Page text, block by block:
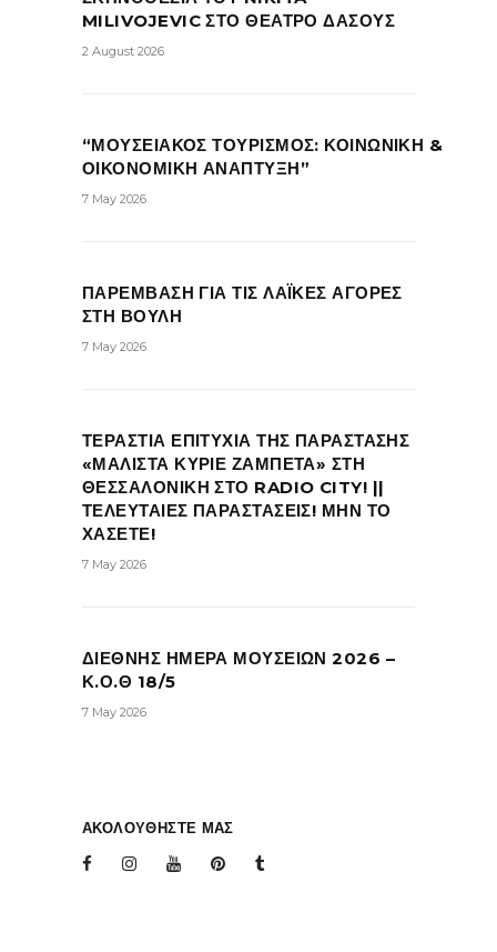
MILIVOJEVIC ΣΤΟ ΘΕΑΤΡΟ ΔΑΣΟΥΣ
2 August 2026
“ΜΟΥΣΕΙΑΚΟΣ ΤΟΥΡΙΣΜΟΣ: ΚΟΙΝΩΝΙΚΗ &
ΟΙΚΟΝΟΜΙΚΗ ΑΝΑΠΤΥΞΗ”
7 May 2026
ΠΑΡΕΜΒΑΣΗ ΓΙΑ ΤΙΣ ΛΑΪΚΕΣ ΑΓΟΡΕΣ
ΣΤΗ ΒΟΥΛΗ
7 May 2026
ΤΕΡΑΣΤΙΑ ΕΠΙΤΥΧΙΑ ΤΗΣ ΠΑΡΑΣΤΑΣΗΣ
«ΜΑΛΙΣΤΑ ΚΥΡΙΕ ΖΑΜΠΕΤΑ» ΣΤΗ
ΘΕΣΣΑΛΟΝΙΚΗ ΣΤΟ RADIO CITY! ||
ΤΕΛΕΥΤΑΙΕΣ ΠΑΡΑΣΤΑΣΕΙΣ! ΜΗΝ ΤΟ
ΧΑΣΕΤΕ!
7 May 2026
ΔΙΕΘΝΗΣ ΗΜΕΡΑ ΜΟΥΣΕΙΩΝ 2026 –
Κ.Ο.Θ 18/5
7 May 2026
ΑΚΟΛΟΥΘΗΣΤΕ ΜΑΣ